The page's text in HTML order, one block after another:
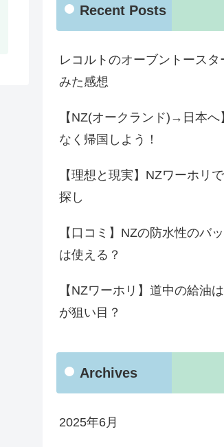
Recent Posts
レコルトのオーブントースタ
みた感想
【NZ(オークランド)→日本へ
なく帰国しよう！
【理想と現実】NZワーホリ
探し
【口コミ】NZの防水性のバ
は使える？
【NZワーホリ】道中の給油
が狙い目？
Archives
2025年6月